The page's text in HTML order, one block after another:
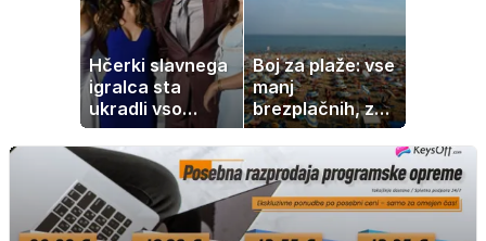
retrogradni?
Hčerki slavnega
igralca sta
ukradli vso
pozornost
Boj za plaže: vse
manj
brezplačnih, za
ležalnik in
senčnik tudi več
kot 40 evrov